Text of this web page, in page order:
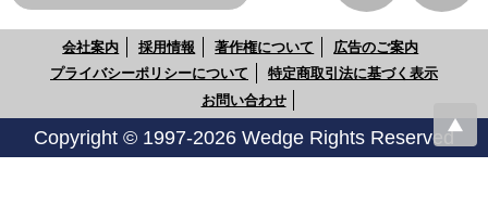
会社案内 採用情報 著作権について
広告のご案内
プライバシーポリシーについて
特定商取引法に基づく表示
お問い合わせ
Copyright © 1997-2026 Wedge Rights Reserved